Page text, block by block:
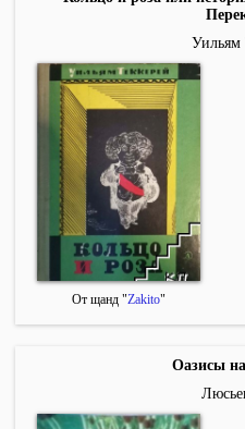
Уильям
От щанд "Zakito"
Оазисы